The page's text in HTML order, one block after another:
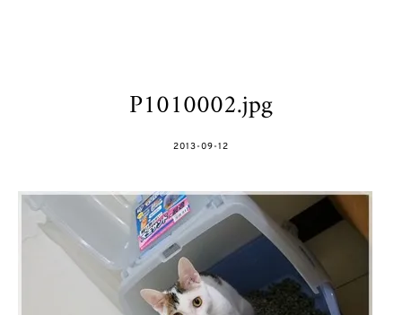
P1010002.jpg
POSTED
2013-09-12